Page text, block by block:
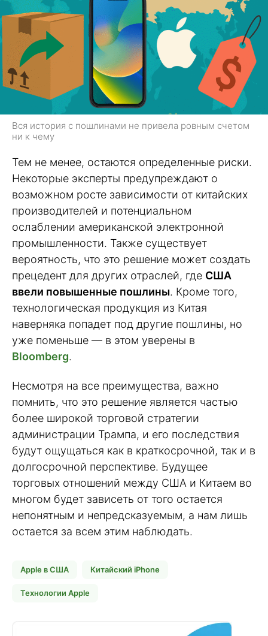
Вся история с пошлинами не привела ровным счетом
ни к чему
Тем не менее, остаются определенные риски.
Некоторые эксперты предупреждают о
возможном росте зависимости от китайских
производителей и потенциальном
ослаблении американской электронной
промышленности. Также существует
вероятность, что это решение может создать
прецедент для других отраслей, где США
ввели повышенные пошлины. Кроме того,
технологическая продукция из Китая
наверняка попадет под другие пошлины, но
уже поменьше — в этом уверены в
Bloomberg.
Несмотря на все преимущества, важно
помнить, что это решение является частью
более широкой торговой стратегии
администрации Трампа, и его последствия
будут ощущаться как в краткосрочной, так и в
долгосрочной перспективе. Будущее
торговых отношений между США и Китаем во
многом будет зависеть от того остается
непонятным и непредсказуемым, а нам лишь
остается за всем этим наблюдать.
Apple в США Китайский iPhone
Технологии Apple